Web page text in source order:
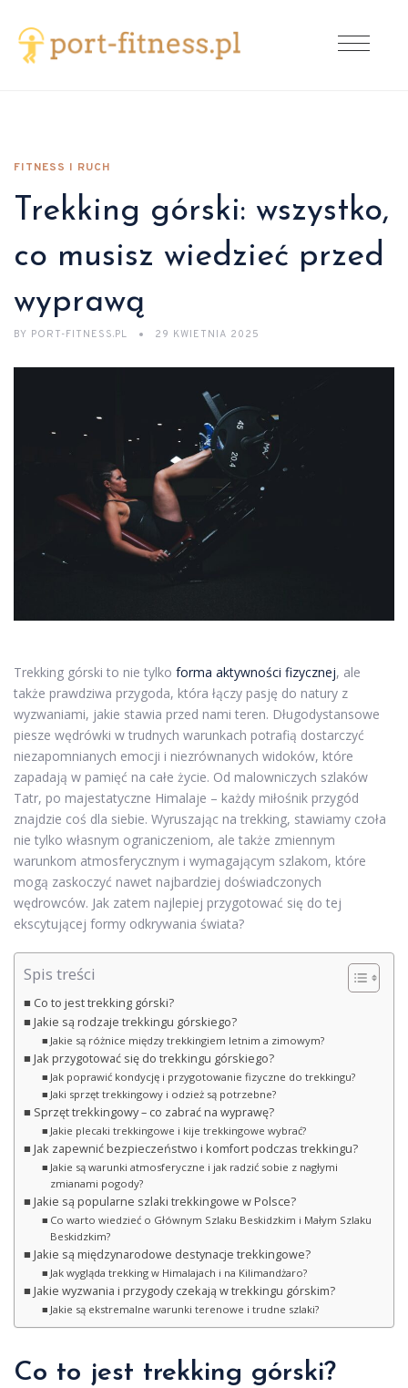
FITNESS I RUCH
Trekking górski: wszystko,
co musisz wiedzieć przed
wyprawą
BY PORT-FITNESS.PL 29 KWIETNIA 2025
Trekking górski to nie tylko forma aktywności fizycznej, ale
także prawdziwa przygoda, która łączy pasję do natury z
wyzwaniami, jakie stawia przed nami teren. Długodystansowe
piesze wędrówki w trudnych warunkach potrafią dostarczyć
niezapomnianych emocji i niezrównanych widoków, które
zapadają w pamięć na całe życie. Od malowniczych szlaków
Tatr, po majestatyczne Himalaje – każdy miłośnik przygód
znajdzie coś dla siebie. Wyruszając na trekking, stawiamy czoła
nie tylko własnym ograniczeniom, ale także zmiennym
warunkom atmosferycznym i wymagającym szlakom, które
mogą zaskoczyć nawet najbardziej doświadczonych
wędrowców. Jak zatem najlepiej przygotować się do tej
ekscytującej formy odkrywania świata?
Spis treści
Co to jest trekking górski?
Jakie są rodzaje trekkingu górskiego?
Jakie są różnice między trekkingiem letnim a zimowym?
Jak przygotować się do trekkingu górskiego?
Jak poprawić kondycję i przygotowanie fizyczne do trekkingu?
Jaki sprzęt trekkingowy i odzież są potrzebne?
Sprzęt trekkingowy – co zabrać na wyprawę?
Jakie plecaki trekkingowe i kije trekkingowe wybrać?
Jak zapewnić bezpieczeństwo i komfort podczas trekkingu?
Jakie są warunki atmosferyczne i jak radzić sobie z nagłymi
zmianami pogody?
Jakie są popularne szlaki trekkingowe w Polsce?
Co warto wiedzieć o Głównym Szlaku Beskidzkim i Małym Szlaku
Beskidzkim?
Jakie są międzynarodowe destynacje trekkingowe?
Jak wygląda trekking w Himalajach i na Kilimandżaro?
Jakie wyzwania i przygody czekają w trekkingu górskim?
Jakie są ekstremalne warunki terenowe i trudne szlaki?
Co to jest trekking górski?